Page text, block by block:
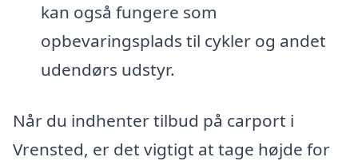
kan også fungere som
opbevaringsplads til cykler og andet
udendørs udstyr.
Når du indhenter tilbud på carport i
Vrensted, er det vigtigt at tage højde for